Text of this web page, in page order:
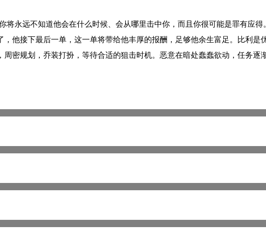
将永远不知道他会在什么时候、会从哪里击中你，而且你很可能是罪有应
他接下最后一单，这一单将带给他丰厚的报酬，足够他余生富足。比利是
密规划，乔装打扮，等待合适的狙击时机。恶意在暗处蠢蠢欲动，任务